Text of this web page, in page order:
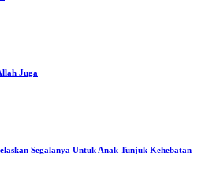
Juga
Segalanya Untuk Anak Tunjuk Kehebatan